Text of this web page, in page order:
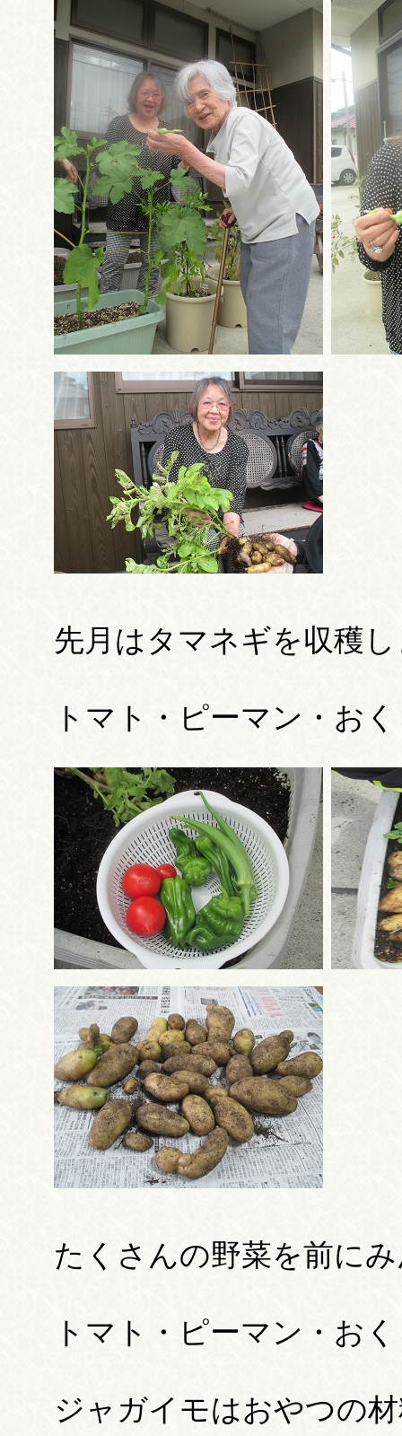
先月はタマネギを収穫
トマト・ピーマン・お
たくさんの野菜を前に
トマト・ピーマン・お
ジャガイモはおやつの